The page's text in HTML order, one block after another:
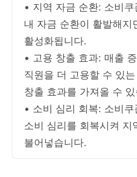
• 지역 자금 순환: 소비
내 자금 순환이 활발해지
활성화됩니다.
• 고용 창출 효과: 매출
직원을 더 고용할 수 있
창출 효과를 가져올 수
• 소비 심리 회복: 소비
소비 심리를 회복시켜 지
불어넣습니다.